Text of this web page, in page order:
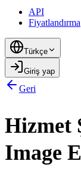
API
Fiyatlandırma
Türkçe
Giriş yap
Geri
Hizmet
Image